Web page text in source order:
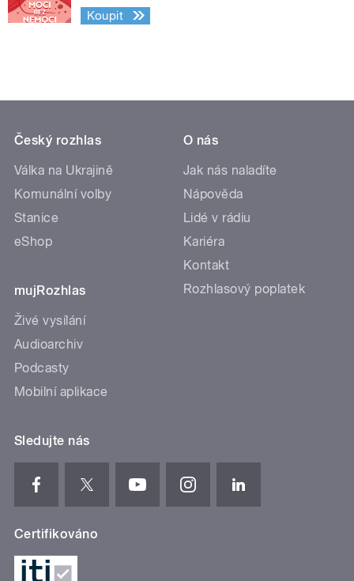
Koupit
Český rozhlas
Válka na Ukrajině
Komunální volby
Stanice
eShop
mujRozhlas
Živé vysílání
Audioarchiv
Podcasty
Mobilní aplikace
O nás
Jak nás naladíte
Nápověda
Lidé v rádiu
Kariéra
Kontakt
Rozhlasový poplatek
Sledujte nás
Certifikováno